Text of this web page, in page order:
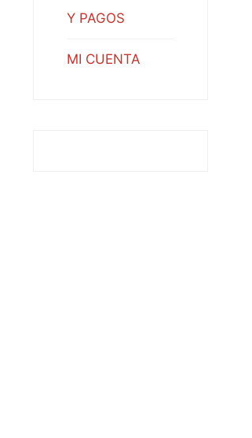
Y PAGOS
MI CUENTA